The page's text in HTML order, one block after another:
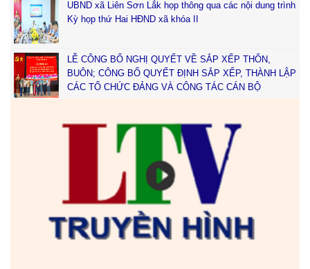
UBND xã Liên Sơn Lắk họp thông qua các nội dung trình
Kỳ họp thứ Hai HĐND xã khóa II
LỄ CÔNG BỐ NGHỊ QUYẾT VỀ SẮP XẾP THÔN,
BUÔN; CÔNG BỐ QUYẾT ĐỊNH SẮP XẾP, THÀNH LẬP
CÁC TỔ CHỨC ĐẢNG VÀ CÔNG TÁC CÁN BỘ